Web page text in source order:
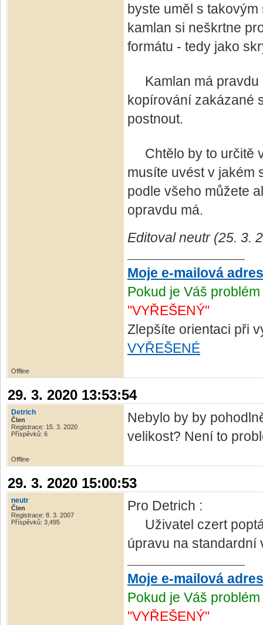
byste uměl s
kamlan si neškrtne
formátu - tedy jako
Kamlan má pravdu
kopírování zakázané
postnout.
Chtělo by to určitě
musíte uvést v jakém
podle všeho můžete
opravdu má.
Editoval neutr (25. 3.
Moje e-mailová
Pokud je Váš
"VYŘEŠENÝ"
Zlepšíte orientaci při
VYŘEŠENÉ
Offline
29. 3. 2020 13:53:54
Detrich
Člen
Registrace: 15. 3. 2020
Příspěvků: 6
Nebylo by by
velikost? Není to
Offline
29. 3. 2020 15:00:53
neutr
Člen
Registrace: 8. 3. 2007
Příspěvků: 3,495
Pro Detrich :
Uživatel czert
úpravu na standardní
Moje e-mailová
Pokud je Váš
"VYŘEŠENÝ"